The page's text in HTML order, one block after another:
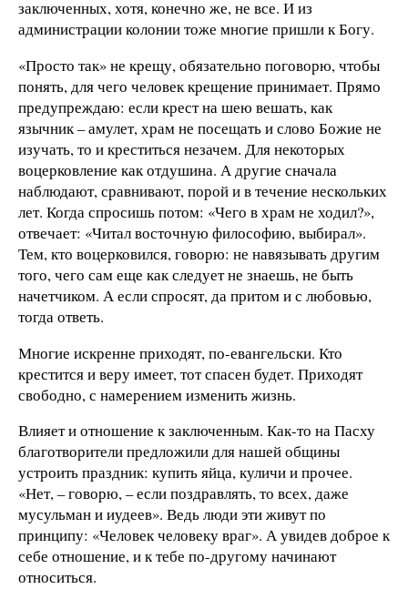
заключенных, хотя, конечно же, не все. И из
администрации колонии тоже многие пришли к Богу.
«Просто так» не крещу, обязательно поговорю, чтобы
понять, для чего человек крещение принимает. Прямо
предупреждаю: если крест на шею вешать, как
язычник – амулет, храм не посещать и слово Божие не
изучать, то и креститься незачем. Для некоторых
воцерковление как отдушина. А другие сначала
наблюдают, сравнивают, порой и в течение нескольких
лет. Когда спросишь потом: «Чего в храм не ходил?»,
отвечает: «Читал восточную философию, выбирал».
Тем, кто воцерковился, говорю: не навязывать другим
того, чего сам еще как следует не знаешь, не быть
начетчиком. А если спросят, да притом и с любовью,
тогда ответь.
Многие искренне приходят, по-евангельски. Кто
крестится и веру имеет, тот спасен будет. Приходят
свободно, с намерением изменить жизнь.
Влияет и отношение к заключенным. Как-то на Пасху
благотворители предложили для нашей общины
устроить праздник: купить яйца, куличи и прочее.
«Нет, – говорю, – если поздравлять, то всех, даже
мусульман и иудеев». Ведь люди эти живут по
принципу: «Человек человеку враг». А увидев доброе к
себе отношение, и к тебе по-другому начинают
относиться.